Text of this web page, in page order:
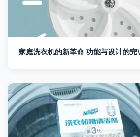
家庭洗衣机的新革命 功能与设计的完\